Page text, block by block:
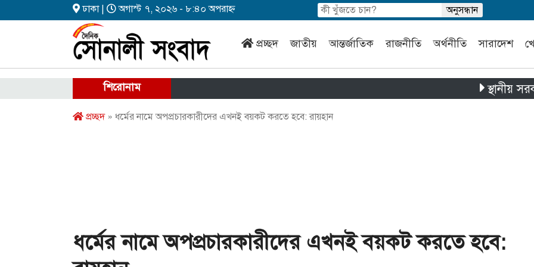
ঢাকা | অগাস্ট ৭, ২০২৬ - ৮:৪০ অপরাহ্ন
প্রচ্ছদ জাতীয় আন্তর্জাতিক রাজনীতি অর্থনীতি সারাদেশ
শিরোনাম স্থানীয় সরকার
প্রচ্ছদ» ধর্মের নামে অপপ্রচারকারীদের এখনই বয়কট করতে হবে: রায়হান
ধর্মের নামে অপপ্রচারকারীদের এখনই বয়কট করতে হবে: